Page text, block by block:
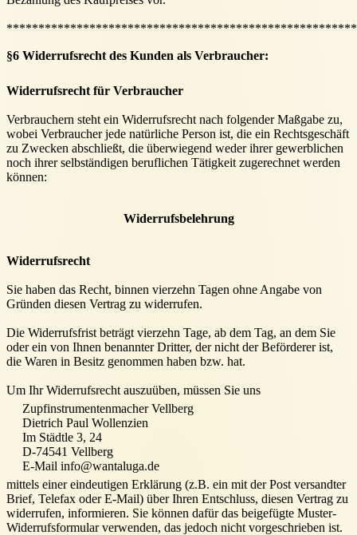
§6 Widerrufsrecht des Kunden als Verbraucher:
Widerrufsrecht für Verbraucher
Verbrauchern steht ein Widerrufsrecht nach folgender Maßgabe zu,
wobei Verbraucher jede natürliche Person ist, die ein Rechtsgeschäft
zu Zwecken abschließt, die überwiegend weder ihrer gewerblichen
noch ihrer selbständigen beruflichen Tätigkeit zugerechnet werden
können:
Widerrufsbelehrung
Widerrufsrecht
Sie haben das Recht, binnen vierzehn Tagen ohne Angabe von
Gründen diesen Vertrag zu widerrufen.
Die Widerrufsfrist beträgt vierzehn Tage, ab dem Tag, an dem Sie
oder ein von Ihnen benannter Dritter, der nicht der Beförderer ist,
die Waren in Besitz genommen haben bzw. hat.
Um Ihr Widerrufsrecht auszuüben, müssen Sie uns
Zupfinstrumentenmacher Vellberg
Dietrich Paul Wollenzien
Im Städtle 3, 24
D-74541 Vellberg
E-Mail info@wantaluga.de
mittels einer eindeutigen Erklärung (z.B. ein mit der Post versandter
Brief, Telefax oder E-Mail) über Ihren Entschluss, diesen Vertrag zu
widerrufen, informieren. Sie können dafür das beigefügte Muster-
Widerrufsformular verwenden, das jedoch nicht vorgeschrieben ist.